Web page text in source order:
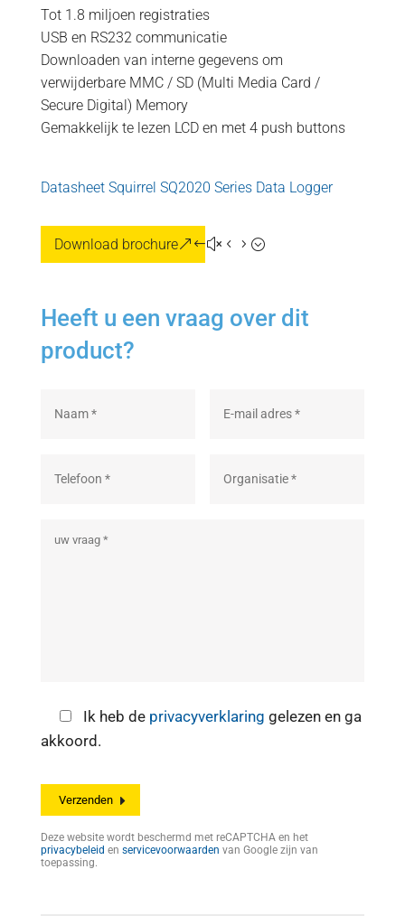
Tot 1.8 miljoen registraties
USB en RS232 communicatie
Downloaden van interne gegevens om
verwijderbare MMC / SD (Multi Media Card /
Secure Digital) Memory
Gemakkelijk te lezen LCD en met 4 push buttons
Datasheet Squirrel SQ2020 Series Data Logger
Download brochure
Heeft u een vraag over dit
product?
Ik heb de privacyverklaring gelezen en ga
akkoord.
Deze website wordt beschermd met reCAPTCHA en het
privacybeleid en servicevoorwaarden van Google zijn van
toepassing.